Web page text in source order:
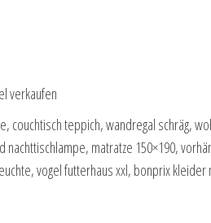
verkaufen
couchtisch teppich, wandregal schräg,
nachttischlampe, matratze 150×190,
vogel futterhaus xxl, bonprix kleider